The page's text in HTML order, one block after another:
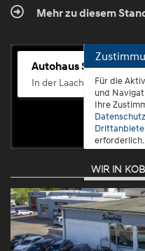
Mehr zu diesem
Autohaus Scherhag
In der Laach 76, 56072
Für die
und
Ihre
erforderlich.
WIR IN